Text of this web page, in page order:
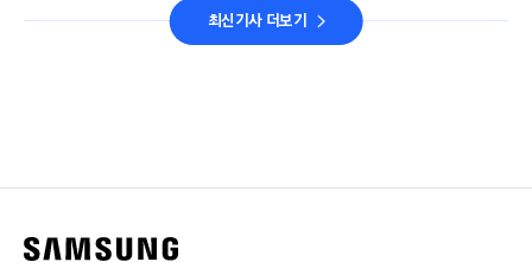
최신기사 더보기